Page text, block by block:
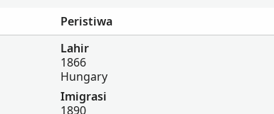
Peristiwa
Lahir
1866
Hungary
Imigrasi
1890